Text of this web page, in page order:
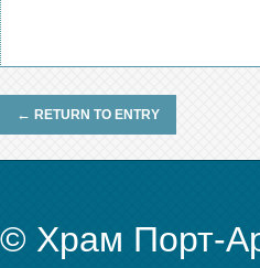
← RETURN TO ENTRY
© Храм Порт-